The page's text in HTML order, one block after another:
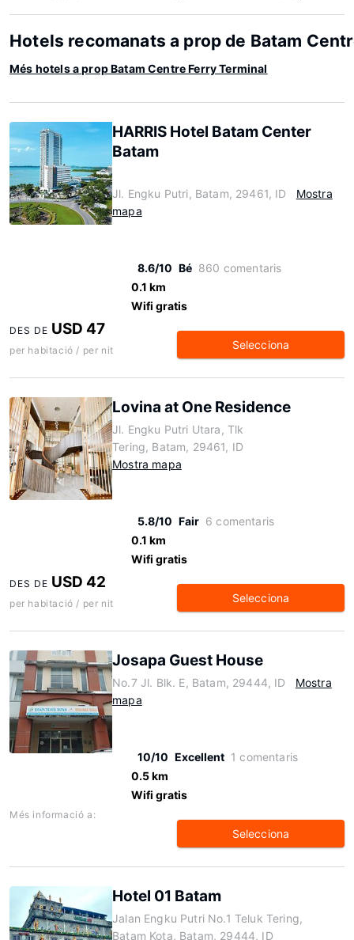
Hotels recomanats a prop de Batam
Més hotels a prop Batam Centre Ferry Terminal
HARRIS Hotel Batam Center
Batam
Jl. Engku Putri, Batam, 29461, ID
Mostra
mapa
8.6/10 Bé 860 comentaris
0.1 km
Wifi gratis
DES DE USD 47
per habitació / per nit Selecciona
Lovina at One Residence
Jl. Engku Putri Utara, Tlk
Tering, Batam, 29461, ID
Mostra mapa
5.8/10 Fair 6 comentaris
0.1 km
Wifi gratis
DES DE USD 42
per habitació / per nit Selecciona
Josapa Guest House
No.7 Jl. Blk. E, Batam, 29444, ID
Mostra
mapa
10/10 Excellent 1 comentaris
0.5 km
Wifi gratis
Més informació a:
Selecciona
Hotel 01 Batam
Jalan Engku Putri No.1 Teluk Tering,
Batam Kota, Batam, 29444, ID